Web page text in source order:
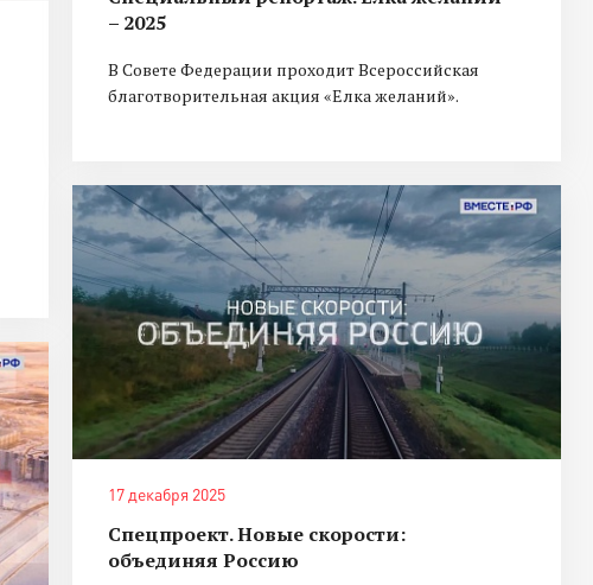
– 2025
В Совете Федерации проходит Всероссийская
благотворительная акция «Елка желаний».
17 декабря 2025
Спецпроект. Новые скорости:
объединяя Россию